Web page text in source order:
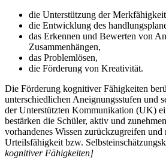
die Unterstützung der
die Entwicklung des
das Erkennen und Bewerten von
Zusammenhängen,
das Problemlösen,
die Förderung von Kreativität.
Die Förderung kognitiver Fähigkeiten
unterschiedlichen Aneignungsstufen und
der Unterstützten Kommunikation (UK)
bestärken die Schüler, aktiv und
vorhandenes Wissen zurückzugreifen
Urteilsfähigkeit bzw.
kognitiver Fähigkeiten]